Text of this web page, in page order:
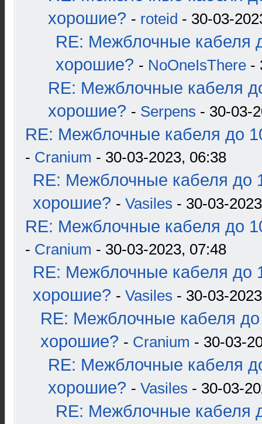
хорошие? - roteid - 30-03-
RE: Межблочные кабеля
хорошие? - NoOneIsThere -
RE: Межблочные кабеля
хорошие? - Serpens - 30-03-
RE: Межблочные кабеля до
- Cranium - 30-03-2023, 06:38
RE: Межблочные кабеля до
хорошие? - Vasiles - 30-03-
RE: Межблочные кабеля до
- Cranium - 30-03-2023, 07:48
RE: Межблочные кабеля до
хорошие? - Vasiles - 30-03-
RE: Межблочные кабеля до
хорошие? - Cranium - 30-03-
RE: Межблочные кабеля
хорошие? - Vasiles - 30-03-
RE: Межблочные кабеля